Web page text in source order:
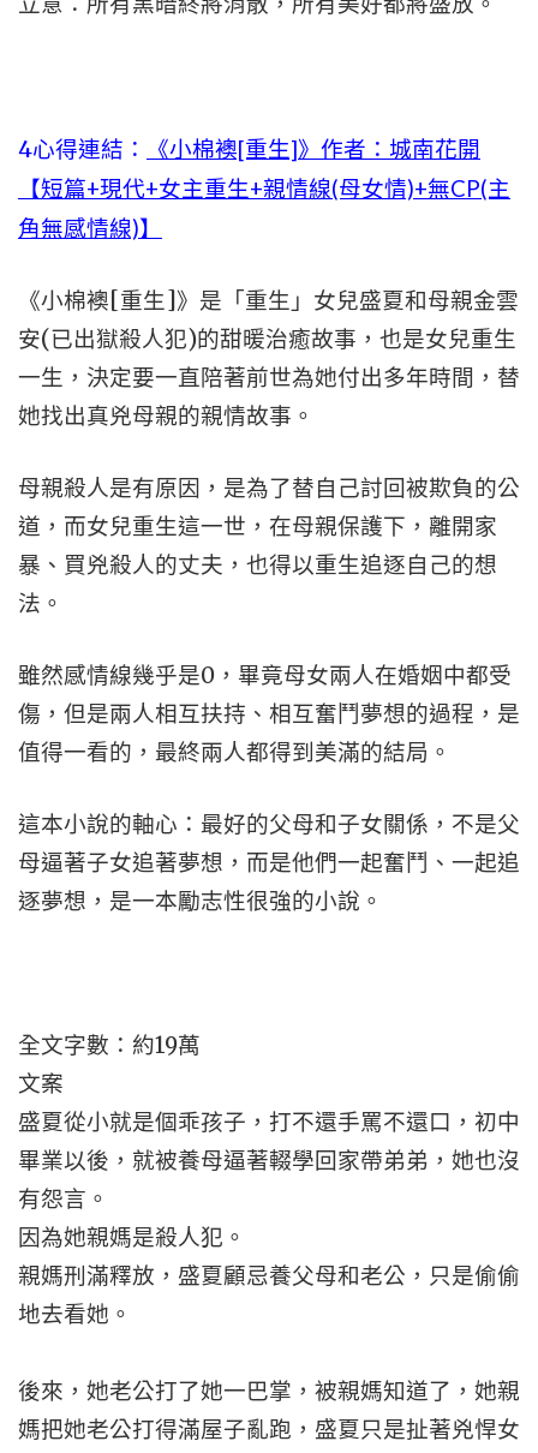
4心得連結：
《小棉襖[重生]》作者：城南花開
【短篇+現代+女主重生+親情線(母女情)+無CP(主
角無感情線)】
《小棉襖[重生]》是「重生」女兒盛夏和母親金雲
安(已出獄殺人犯)的甜暖治癒故事，也是女兒重生
一生，決定要一直陪著前世為她付出多年時間，替
她找出真兇母親的親情故事。
母親殺人是有原因，是為了替自己討回被欺負的公
道，而女兒重生這一世，在母親保護下，離開家
暴、買兇殺人的丈夫，也得以重生追逐自己的想
法。
雖然感情線幾乎是0，畢竟母女兩人在婚姻中都受
傷，但是兩人相互扶持、相互奮鬥夢想的過程，是
值得一看的，最終兩人都得到美滿的結局。
這本小說的軸心：最好的父母和子女關係，不是父
母逼著子女追著夢想，而是他們一起奮鬥、一起追
逐夢想，是一本勵志性很強的小說。
全文字數：約19萬
文案
盛夏從小就是個乖孩子，打不還手罵不還口，初中
畢業以後，就被養母逼著輟學回家帶弟弟，她也沒
有怨言。
因為她親媽是殺人犯。
親媽刑滿釋放，盛夏顧忌養父母和老公，只是偷偷
地去看她。
後來，她老公打了她一巴掌，被親媽知道了，她親
媽把她老公打得滿屋子亂跑，盛夏只是扯著兇悍女